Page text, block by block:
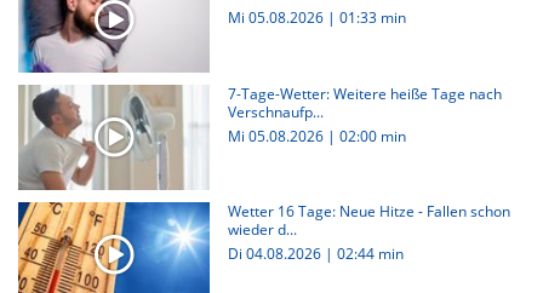
Mi 05.08.2026 | 01:33 min
7-Tage-Wetter: Weitere heiße Tage nach
Verschnaufp...
Mi 05.08.2026 | 02:00 min
Wetter 16 Tage: Neue Hitze - Fallen schon
wieder d...
Di 04.08.2026 | 02:44 min